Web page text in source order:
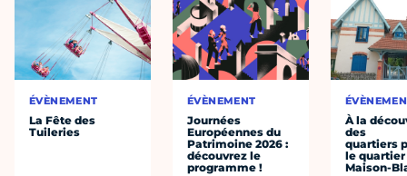
ÉVÈNEMENT
La Fête des
Tuileries
ÉVÈNEMENT
Journées
Européennes du
Patrimoine 2026 :
découvrez le
programme !
À la
des
quartiers
le quartier
Maison-